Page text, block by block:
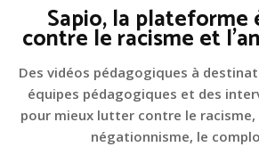
Sapio, la plateforme
contre le racisme et
Des vidéos pédagogiques à
équipes pédagogiques et des
pour mieux lutter contre le
négationnisme, le